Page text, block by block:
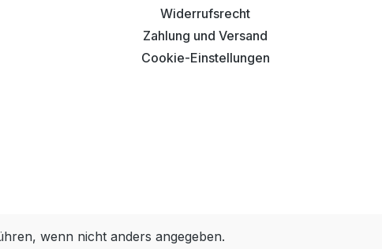
Widerrufsrecht
Zahlung und Versand
Cookie-Einstellungen
wenn nicht anders angegeben.